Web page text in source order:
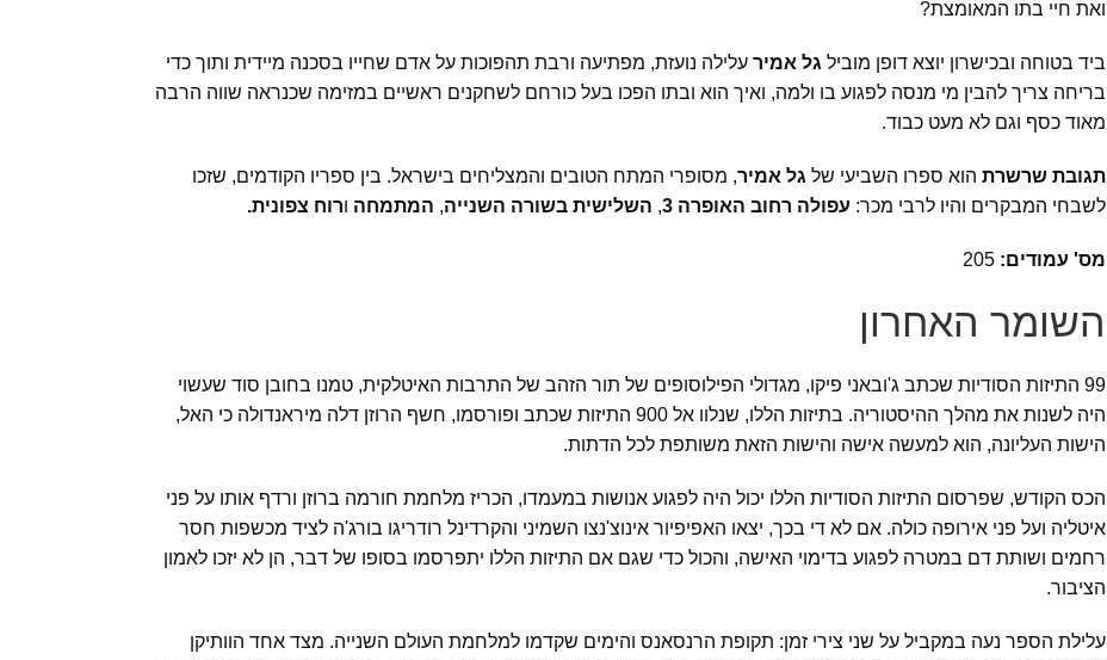
ואת חיי בתו המאומצת?
ביד בטוחה ובכישרון יוצא דופן מוביל גל אמירעלילה נועזת, מפתיעה ורבת תהפוכות על אדם שחייו בסכנה מיידית ותוך כדי
בריחה צריך להבין מי מנסה לפגוע בו ולמה, ואיך הוא ובתו הפכו בעל כורחם לשחקנים ראשיים במזימה שכנראה שווה הרבה
מאוד כסף וגם לא מעט כבוד.
תגובת שרשרת הוא ספרו השביעי של גל אמיר, מסופרי המתח הטובים והמצליחים בישראל. בין ספריו הקודמים, שזכו
לשבחי המבקרים והיו לרבי מכר: עפולה רחוב האופרה 3 , השלישית בשורה השנייה, המתמחה ורוח צפונית.
מס' עמודים: 205
השומר האחרון
99 התיזות הסודיות שכתב ג'ובאני פיקו, מגדולי הפילוסופים של תור הזהב של התרבות האיטלקית, טמנו בחובן סוד שעשוי
היה לשנות את מהלך ההיסטוריה. בתיזות הללו, שנלוו אל 900 התיזות שכתב ופורסמו, חשף הרוזן דלה מיראנדולה כי האל,
הישות העליונה, הוא למעשה אישה והישות הזאת משותפת לכל הדתות.
הכס הקודש, שפרסום התיזות הסודיות הללו יכול היה לפגוע אנושות במעמדו, הכריז מלחמת חורמה ברוזן ורדף אותו על פני
איטליה ועל פני אירופה כולה. אם לא די בכך, יצאו האפיפיור אינוצ'נצו השמיני והקרדינל רודריגו בורג'ה לציד מכשפות חסר
רחמים ושותת דם במטרה לפגוע בדימוי האישה, והכול כדי שגם אם התיזות הללו יתפרסמו בסופו של דבר, הן לא יזכו לאמון
הציבור.
עלילת הספר נעה במקביל על שני צירי זמן: תקופת הרנסאנס והימים שקדמו למלחמת העולם השנייה. מצד אחד הוותיקן